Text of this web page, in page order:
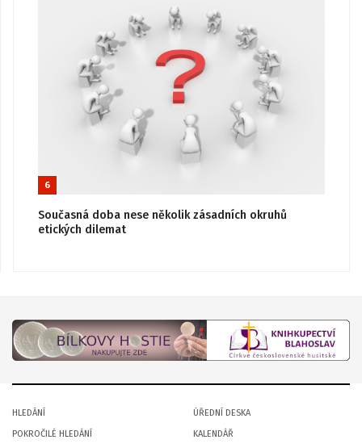
6
Současná doba nese několik zásadních okruhů
etických dilemat
HLEDÁNÍ
POKROČILÉ HLEDÁNÍ
ÚŘEDNÍ DESKA
KALENDÁŘ